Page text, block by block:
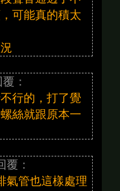
可能真的積太
：
行的，打了覺
絲就跟原本一
覆：
氣管也這樣處理